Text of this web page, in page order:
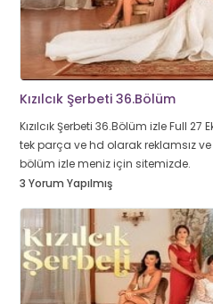
Kızılcık Şerbeti 36.Bölüm
Kızılcık Şerbeti 36.Bölüm izle Full
tek parça ve hd olarak reklamsız ve
bölüm izle meniz için sitemizde.
3 Yorum Yapılmış